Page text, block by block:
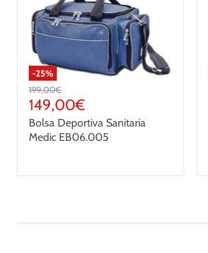
-25%
Precio
original
199,00€
Precio
actual
149,00€
Bolsa Deportiva Sanitaria
Medic EB06.005